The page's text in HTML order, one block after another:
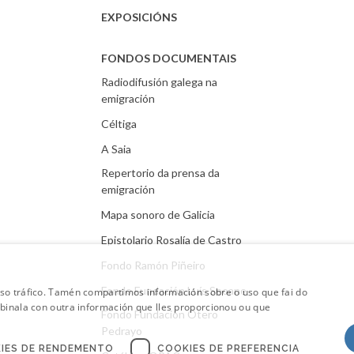
EXPOSICIÓNS
FONDOS DOCUMENTAIS
Radiodifusión galega na
emigración
Céltiga
A Saia
Repertorio da prensa da
emigración
Mapa sonoro de Galicia
Epistolario Rosalía de Castro
Fondo Ramón Piñeiro
Fondo Fundación Luís Seoane
Fondo Fundación Otero
Pedrayo
tráfico. Tamén compartimos información sobre o uso que fai do
con outra información que lles proporcionou ou que
DE RENDEMENTO COOKIES DE PREFERENCIA